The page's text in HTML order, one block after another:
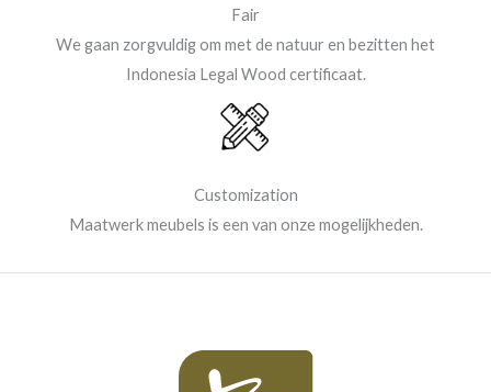
Fair
We gaan zorgvuldig om met de natuur en bezitten het
Indonesia Legal Wood certificaat.
Customization
Maatwerk meubels is een van onze mogelijkheden.